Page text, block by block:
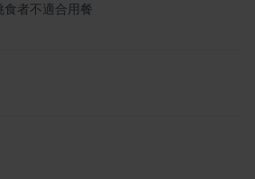
者不適合用餐